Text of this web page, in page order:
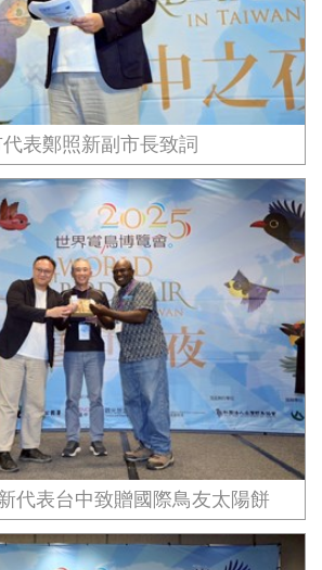
表鄭照新副市長致詞
代表台中致贈國際鳥友太陽餅